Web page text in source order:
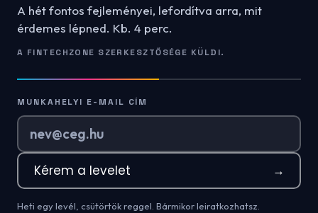
A hét fontos fejleményei, lefordítva arra, mit
érdemes lépned. Kb. 4 perc.
A FINTECHZONE SZERKESZTŐSÉGE KÜLDI.
MUNKAHELYI E-MAIL CÍM
Kérem a levelet →
Heti egy levél, csütörtök reggel. Bármikor leiratkozhatsz.